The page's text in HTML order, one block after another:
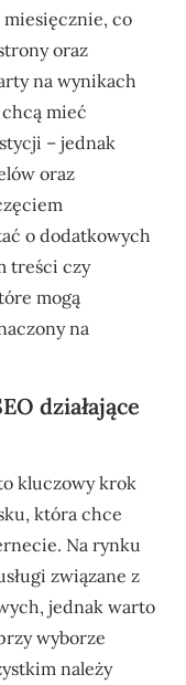
miesięcznie, co
oraz
na wynikach
mieć
– jednak
oraz
o dodatkowych
treści czy
mogą
na
działające
kluczowy krok
która chce
Na rynku
związane z
jednak warto
wyborze
należy